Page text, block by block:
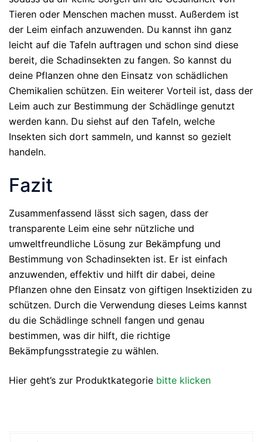
Tieren oder Menschen machen musst. Außerdem ist
der Leim einfach anzuwenden. Du kannst ihn ganz
leicht auf die Tafeln auftragen und schon sind diese
bereit, die Schadinsekten zu fangen. So kannst du
deine Pflanzen ohne den Einsatz von schädlichen
Chemikalien schützen. Ein weiterer Vorteil ist, dass der
Leim auch zur Bestimmung der Schädlinge genutzt
werden kann. Du siehst auf den Tafeln, welche
Insekten sich dort sammeln, und kannst so gezielt
handeln.
Fazit
Zusammenfassend lässt sich sagen, dass der
transparente Leim eine sehr nützliche und
umweltfreundliche Lösung zur Bekämpfung und
Bestimmung von Schadinsekten ist. Er ist einfach
anzuwenden, effektiv und hilft dir dabei, deine
Pflanzen ohne den Einsatz von giftigen Insektiziden zu
schützen. Durch die Verwendung dieses Leims kannst
du die Schädlinge schnell fangen und genau
bestimmen, was dir hilft, die richtige
Bekämpfungsstrategie zu wählen.
Hier geht’s zur Produktkategorie bitte klicken